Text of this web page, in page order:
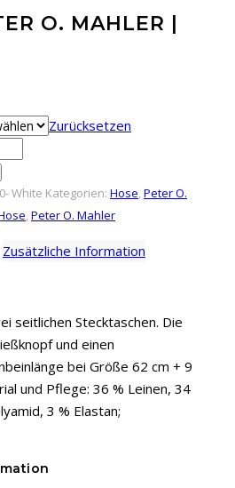
O. MAHLER |
Zurücksetzen
White Kategorien: Hose,Peter O.
,Peter O. Mahler
Zusätzliche Information
seitlichen Stecktaschen. Die
und einen
bei Größe 62 cm + 9
und Pflege: 36 % Leinen, 34
3 % Elastan;